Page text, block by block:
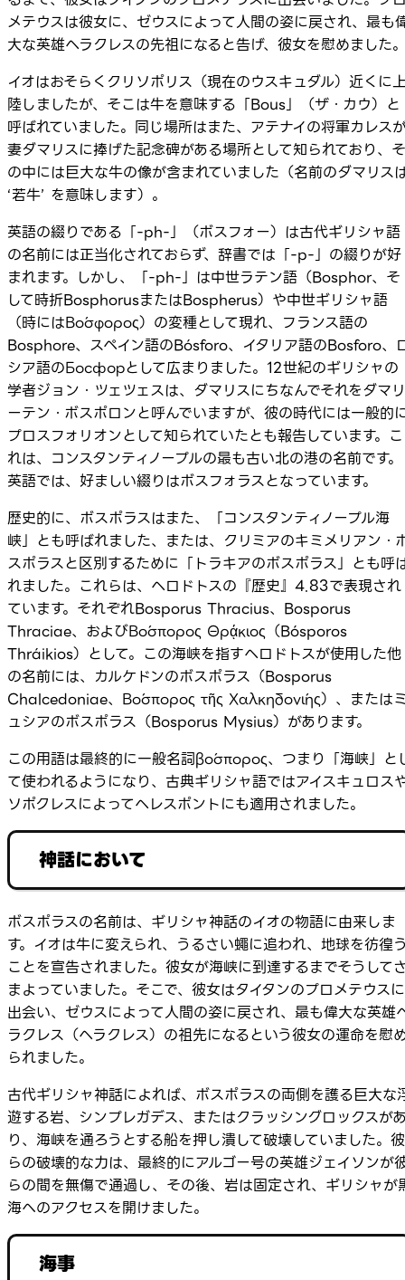
メテウスは彼女に、ゼウスによって人間の姿に戻され、最も
大な英雄ヘラクレスの先祖になると告げ、彼女を慰めました
イオはおそらくクリソポリス（現在のウスキュダル）近くに
陸しましたが、そこは牛を意味する「Bous」（ザ・カウ）と
呼ばれていました。同じ場所はまた、アテナイの将軍カレス
妻ダマリスに捧げた記念碑がある場所として知られており、そ
の中には巨大な牛の像が含まれていました（名前のダマリス
‘若牛’ を意味します）。
英語の綴りである「-ph-」（ボスフォー）は古代ギリシャ語
の名前には正当化されておらず、辞書では「-p-」の綴りが好
まれます。しかし、「-ph-」は中世ラテン語（Bosphor、そ
して時折BosphorusまたはBospherus）や中世ギリシャ語
（時にはΒόσφορος）の変種として現れ、フランス語の
Bosphore、スペイン語のBósforo、イタリア語のBosforo、
シア語のБосфорとして広まりました。12世紀のギリシャの
学者ジョン・ツェツェスは、ダマリスにちなんでそれをダマリ
ーテン・ボスポロンと呼んでいますが、彼の時代には一般的
プロスフォリオンとして知られていたとも報告しています。こ
れは、コンスタンティノープルの最も古い北の港の名前です。
英語では、好ましい綴りはボスフォラスとなっています。
歴史的に、ボスポラスはまた、「コンスタンティノープル海
峡」とも呼ばれました、または、クリミアのキミメリアン・
スポラスと区別するために「トラキアのボスポラス」とも呼
れました。これらは、ヘロドトスの『歴史』4.83で表現され
ています。それぞれBosporus Thracius、Bosporus
Thraciae、およびΒόσπορος Θρᾴκιος（Bósporos
Thráikios）として。この海峡を指すヘロドトスが使用した他
の名前には、カルケドンのボスポラス（Bosporus
Chalcedoniae、Βόσπορος τῆς Χαλκηδονίης）、または
ュシアのボスポラス（Bosporus Mysius）があります。
この用語は最終的に一般名詞βόσπορος、つまり「海峡」と
て使われるようになり、古典ギリシャ語ではアイスキュロス
ソポクレスによってヘレスポントにも適用されました。
神話において
ボスポラスの名前は、ギリシャ神話のイオの物語に由来しま
す。イオは牛に変えられ、うるさい蠅に追われ、地球を彷徨
ことを宣告されました。彼女が海峡に到達するまでそうして
まよっていました。そこで、彼女はタイタンのプロメテウスに
出会い、ゼウスによって人間の姿に戻され、最も偉大な英雄
ラクレス（ヘラクレス）の祖先になるという彼女の運命を慰
られました。
古代ギリシャ神話によれば、ボスポラスの両側を護る巨大な
遊する岩、シンプレガデス、またはクラッシングロックスが
り、海峡を通ろうとする船を押し潰して破壊していました。彼
らの破壊的な力は、最終的にアルゴー号の英雄ジェイソンが
らの間を無傷で通過し、その後、岩は固定され、ギリシャが
海へのアクセスを開けました。
海事